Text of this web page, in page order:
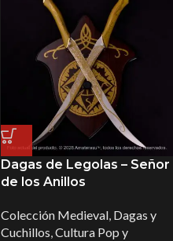
Dagas de Legolas – Señor
de los Anillos
Colección Medieval, Dagas y
Cuchillos,Cultura Pop y